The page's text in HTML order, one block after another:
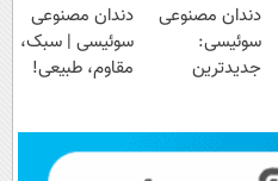
دندان مصنوعی
سوئیسی:
جدیدترین
پرداخت قسطی
دندان مصنوعی
سوئیسی | سبک،
مقاوم، طبیعی!
اقساطی😍